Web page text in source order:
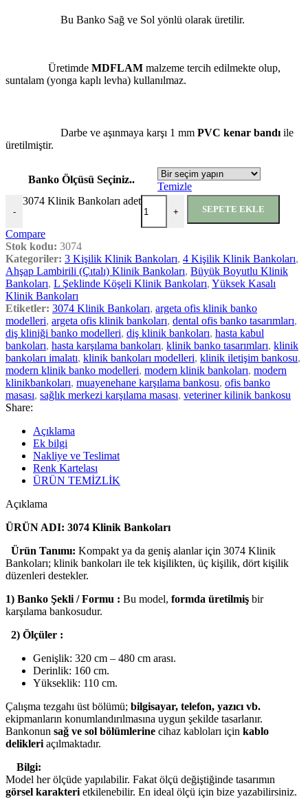
Bu Banko Sağ ve Sol yönlü olarak üretilir.
Üretimde MDFLAM malzeme tercih edilmekte olup,
suntalam (yonga kaplı levha) kullanılmaz.
Darbe ve aşınmaya karşı 1 mm PVC kenar bandı ile
üretilmiştir.
Banko Ölçüsü Seçiniz..
Temizle
-
3074 Klinik Bankoları adet
+ SEPETE EKLE
Compare
Stok kodu: 3074
Kategoriler: 3 Kişilik Klinik Bankoları, 4 Kişilik Klinik Bankoları,
Ahşap Lambirili (Çıtalı) Klinik Bankoları, Büyük Boyutlu Klinik
Bankoları, L Şeklinde Köşeli Klinik Bankoları, Yüksek Kasalı
Klinik Bankoları
Etiketler: 3074 Klinik Bankoları, argeta ofis klinik banko
modelleri, argeta ofis klinik bankoları, dental ofis banko tasarımları,
diş kliniği banko modelleri, diş klinik bankoları, hasta kabul
bankoları, hasta karşılama bankoları, klinik banko tasarımları, klinik
bankoları imalatı, klinik bankoları modelleri, klinik iletişim bankosu,
modern klinik banko modelleri, modern klinik bankoları, modern
klinikbankoları, muayenehane karşılama bankosu, ofis banko
masası, sağlık merkezi karşılama masası, veteriner kilinik bankosu
Share:
Açıklama
Ek bilgi
Nakliye ve Teslimat
Renk Kartelası
ÜRÜN TEMİZLİK
Açıklama
ÜRÜN ADI: 3074 Klinik Bankoları
Ürün Tanımı: Kompakt ya da geniş alanlar için 3074 Klinik
Bankoları; klinik bankoları ile tek kişilikten, üç kişilik, dört kişilik
düzenleri destekler.
1) Banko Şekli / Formu : Bu model, formda üretilmiş bir
karşılama bankosudur.
2) Ölçüler :
Genişlik: 320 cm – 480 cm arası.
Derinlik: 160 cm.
Yükseklik: 110 cm.
Çalışma tezgahı üst bölümü; bilgisayar, telefon, yazıcı vb.
ekipmanların konumlandırılmasına uygun şekilde tasarlanır.
Bankonun sağ ve sol bölümlerine cihaz kabloları için kablo
delikleri açılmaktadır.
Bilgi:
Model her ölçüde yapılabilir. Fakat ölçü değiştiğinde tasarımın
görsel karakteri etkilenebilir. En ideal ölçü için bize yazabilirsiniz.